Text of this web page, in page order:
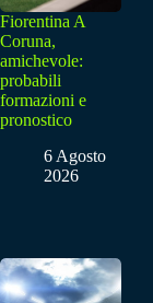
Fiorentina A
Coruna,
amichevole:
probabili
formazioni e
pronostico
6 Agosto
2026